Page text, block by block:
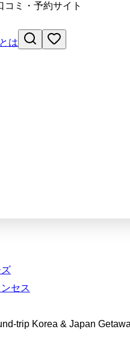
コミ・予約サイト
は
セス
trip Korea & Japan